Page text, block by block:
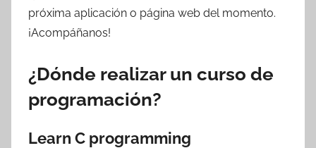
próxima aplicación o página web del momento.
¡Acompáñanos!
¿Dónde realizar un curso de
programación?
Learn C programming